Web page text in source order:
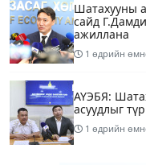
Шатахууны
сайд
ажиллана
1 өдрийн
АҮЭБЯ:
асуудлыг
1 өдрийн